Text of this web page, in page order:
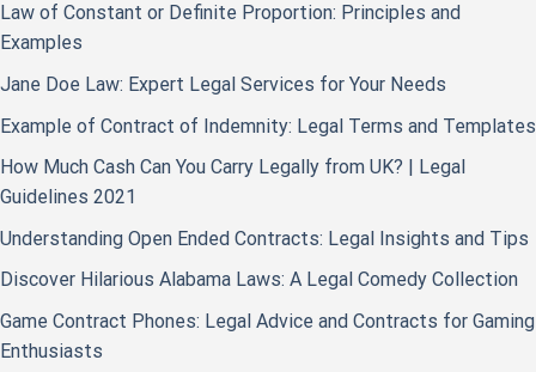
Law of Constant or Definite Proportion: Principles and
Examples
Jane Doe Law: Expert Legal Services for Your Needs
Example of Contract of Indemnity: Legal Terms and Templates
How Much Cash Can You Carry Legally from UK? | Legal
Guidelines 2021
Understanding Open Ended Contracts: Legal Insights and Tips
Discover Hilarious Alabama Laws: A Legal Comedy Collection
Game Contract Phones: Legal Advice and Contracts for Gaming
Enthusiasts